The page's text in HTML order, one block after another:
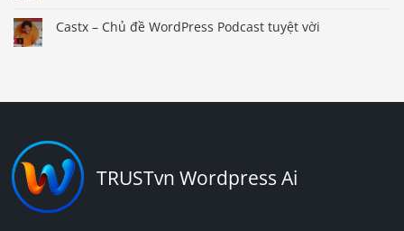
Castx – Chủ đề WordPress Podcast tuyệt vời
TRUSTvn Wordpress Ai